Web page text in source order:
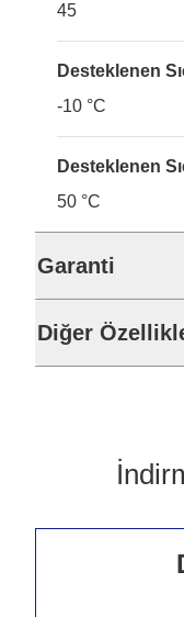
45
Desteklenen
-10 °C
Desteklenen
50 °C
Garanti
Diğer